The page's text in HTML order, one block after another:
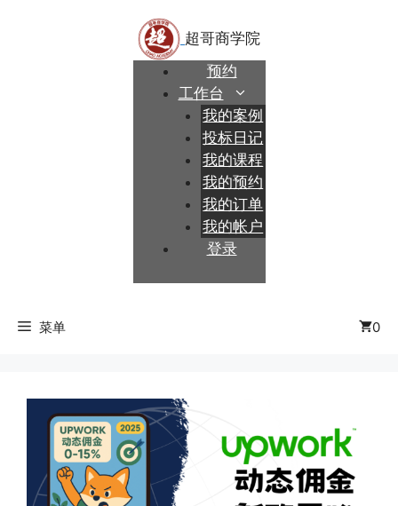
预约
工作台
我的案例
投标日记
我的课程
我的预约
我的订单
我的帐户
登录
菜单 0